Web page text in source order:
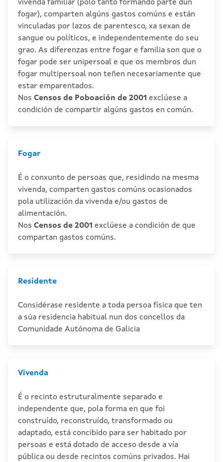
vivenda familiar (polo tanto formando parte dun
fogar), comparten algúns gastos comúns e están
vinculadas por lazos de parentesco, xa sexan de
sangue ou políticos, e independentemente do seu
grao. As diferenzas entre fogar e familia son que o
fogar pode ser unipersoal e que os membros dun
fogar multipersoal non teñen necesariamente que
estar emparentados.
Nos Censos de Poboación de 2001 exclúese a
condición de compartir algúns gastos en común.
Fogar
É o conxunto de persoas que, residindo na mesma
vivenda, comparten gastos comúns ocasionados
pola utilización da vivenda e/ou gastos de
alimentación.
Nos Censos de 2001 exclúese a condición de que
compartan gastos comúns.
Residente
Considérase residente a toda persoa física que ten
a súa residencia habitual nun dos concellos da
Comunidade Autónoma de Galicia
Vivenda
É o recinto estruturalmente separado e
independente que, pola forma en que foi
construído, reconstruído, transformado ou
adaptado, está concibido para ser habitado por
persoas e está dotado de acceso desde a vía
pública ou desde recintos comúns privados. Hai